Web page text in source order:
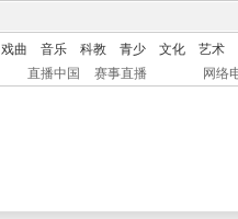
戏曲 音乐 科教 青少 文化
艺术
直播中国 赛事直播 网络